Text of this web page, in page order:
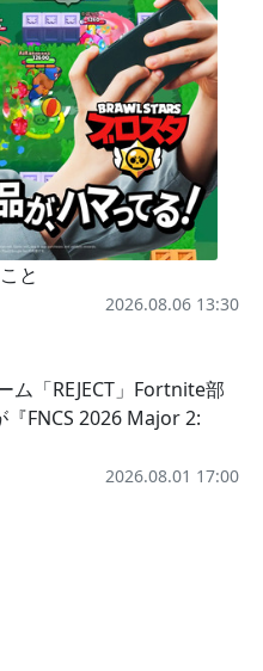
と
2026.08.06 13:30
ム「REJECT」Fortnite部
FNCS 2026 Major 2:
2026.08.01 17:00